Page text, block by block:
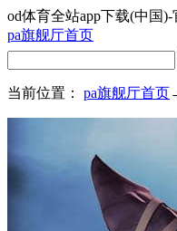
od体育全站app下载(中国
pa旗舰厅首页
当前位置： pa旗舰厅首页